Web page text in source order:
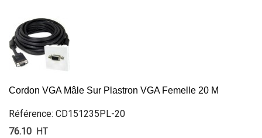
Cordon VGA Mâle Sur Plastron VGA Femelle 20 M
Référence: CD151235PL-20
76.10 HT